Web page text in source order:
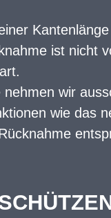
ist nicht
wir
wie das